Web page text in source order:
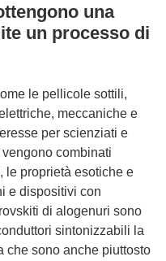
una
un processo di
le pellicole sottili,
meccaniche e
per scienziati e
combinati
le proprietà esotiche e
e dispositivi con
di alogenuri sono
sintonizzabili la
che sono anche piuttosto